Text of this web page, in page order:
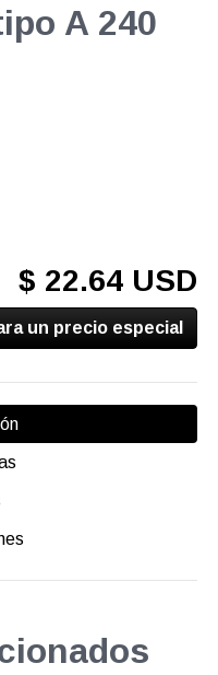
A 240
$ 22.64 USD
un precio especial